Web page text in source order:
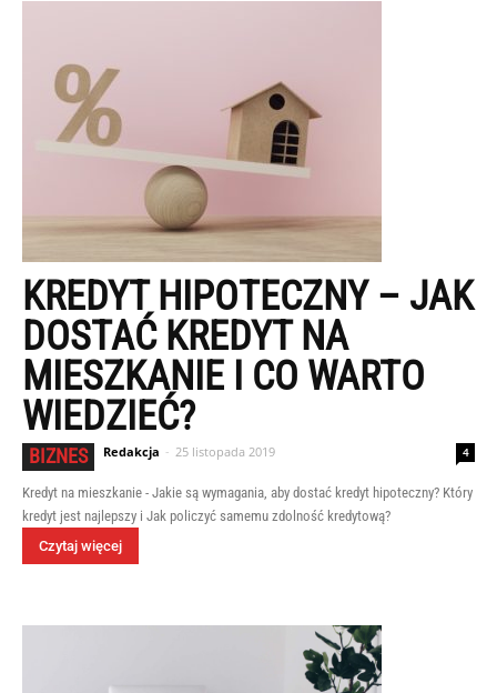
KREDYT HIPOTECZNY – JAK
DOSTAĆ KREDYT NA
MIESZKANIE I CO WARTO
WIEDZIEĆ?
BIZNES Redakcja - 25 listopada 2019 4
Kredyt na mieszkanie - Jakie są wymagania, aby dostać kredyt hipoteczny? Który
kredyt jest najlepszy i Jak policzyć samemu zdolność kredytową?
Czytaj więcej